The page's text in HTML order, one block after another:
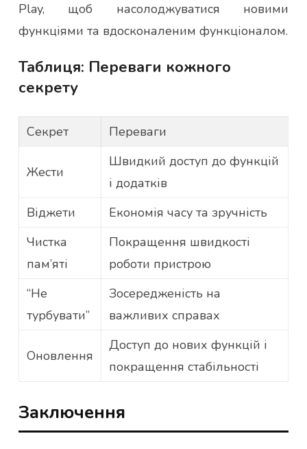
Play, щоб насолоджуватися новими
функціями та вдосконаленим функціоналом.
Таблиця: Переваги кожного
секрету
Секрет Переваги
Жести
Швидкий доступ до функцій
і додатків
Віджети
Економія часу та зручність
Чистка
пам’яті
Покращення швидкості
роботи пристрою
“Не
турбувати”
Зосередженість на
важливих справах
Оновлення
Доступ до нових функцій і
покращення стабільності
Заключення